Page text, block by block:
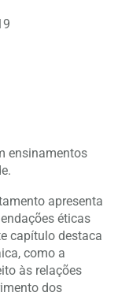
ensinamentos
apresenta
éticas
capítulo destaca
como a
às relações
dos